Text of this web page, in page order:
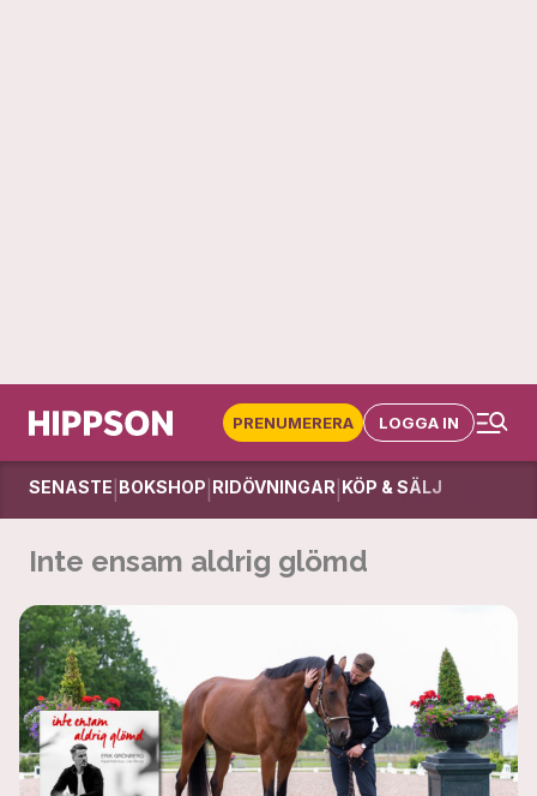
PRENUMERERA LOGGA IN
SENASTE BOKSHOP RIDÖVNINGAR KÖP & SÄLJ
Inte ensam aldrig glömd